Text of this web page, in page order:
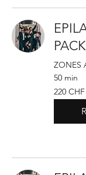
ZONES
50 min
220
francs
suisses
220 CHF